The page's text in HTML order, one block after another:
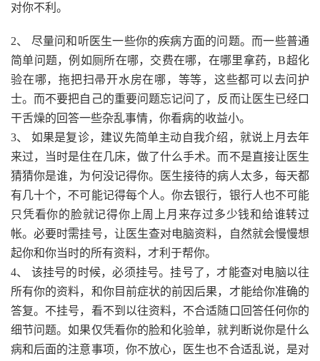
对你不利。
2、 尽量问和听医生一些你的疾病方面的问题。而一些普通
简单问题，例如厕所在哪，交费在哪，在哪里拿药，B超化
验在哪，拖把扫帚开水房在哪，等等，这些都可以去问护
士。而不要把自己的重要问题忘记问了，反而让医生已经口
干舌燥的回答一些杂乱事情，你看病的收益小。
3、 如果是复诊，建议先简单主动自我介绍，就说上月去年
来过，当时是住在几床，做了什么手术。而不是直接让医生
猜猜你是谁，为何没记得你。医生接待的病人太多，每天都
有几十个，不可能记得每个人。你去银行，银行人也不可能
只凭看你的脸就记得你上周上月来存过多少钱和给谁转过
帐。必要时需挂号，让医生查对电脑资料，自然就会慢慢想
起你和你当时的所有资料，才利于帮你。
4、 该挂号的时候，必须挂号。挂号了，才能查对电脑以往
所有你的资料，和你目前症状的前因后果，才能给你准确的
答复。不挂号，看不到以往资料，不合适随口回答任何你的
细节问题。如果仅凭看你的脸和化验单，就判断说你是什么
病和后面的注意事项，你不放心，医生也不合适乱说，是对